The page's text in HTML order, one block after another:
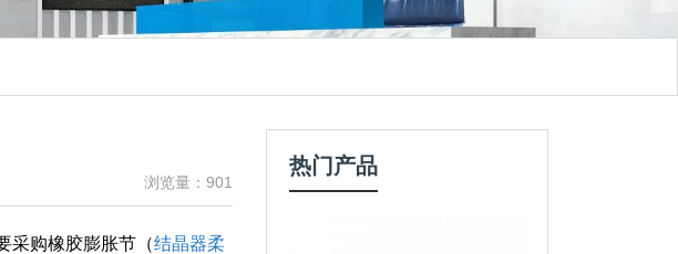
浏览量：901
采购橡胶膨胀节（结晶器柔
热门产品